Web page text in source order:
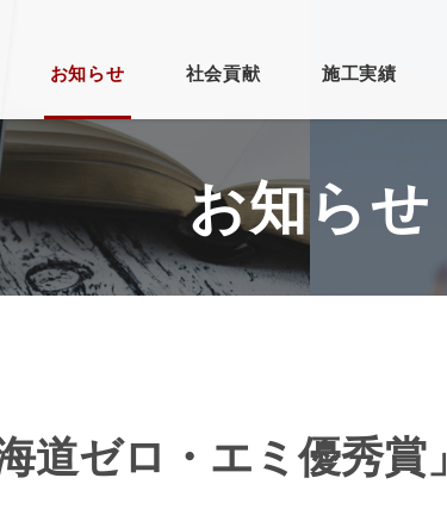
お知らせ
知らせ 更新情報 ブログ
新しい順 古い順
社会貢献 施工実績
木・建設
砂利採取・製
造
その他
い順 閲覧数順
お知らせ
道ゼロ・エミ優秀賞」